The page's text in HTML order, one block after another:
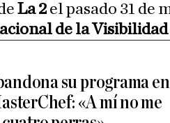
La 2 el pasado 31 de
de la
su programa
«A mí no me